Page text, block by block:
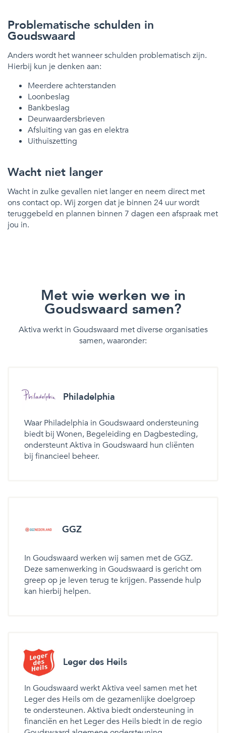
Problematische schulden in
Goudswaard
Anders wordt het wanneer schulden problematisch zijn.
Hierbij kun je denken aan:
Meerdere achterstanden
Loonbeslag
Bankbeslag
Deurwaardersbrieven
Afsluiting van gas en elektra
Uithuiszetting
Wacht niet langer
Wacht in zulke gevallen niet langer en neem direct met
ons contact op. Wij zorgen dat je binnen 24 uur wordt
teruggebeld en plannen binnen 7 dagen een afspraak met
jou in.
Met wie werken we in
Goudswaard samen?
Aktiva werkt in Goudswaard met diverse organisaties
samen, waaronder:
Philadelphia
Waar Philadelphia in Goudswaard ondersteuning
biedt bij Wonen, Begeleiding en Dagbesteding,
ondersteunt Aktiva in Goudswaard hun cliënten
bij financieel beheer.
GGZ
In Goudswaard werken wij samen met de GGZ.
Deze samenwerking in Goudswaard is gericht om
greep op je leven terug te krijgen. Passende hulp
kan hierbij helpen.
Leger des Heils
In Goudswaard werkt Aktiva veel samen met het
Leger des Heils om de gezamenlijke doelgroep
te ondersteunen. Aktiva biedt ondersteuning in
financiën en het Leger des Heils biedt in de regio